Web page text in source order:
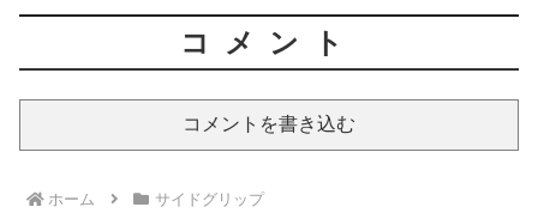
コメント
コメントを書き込む
ホーム サイドグリップ